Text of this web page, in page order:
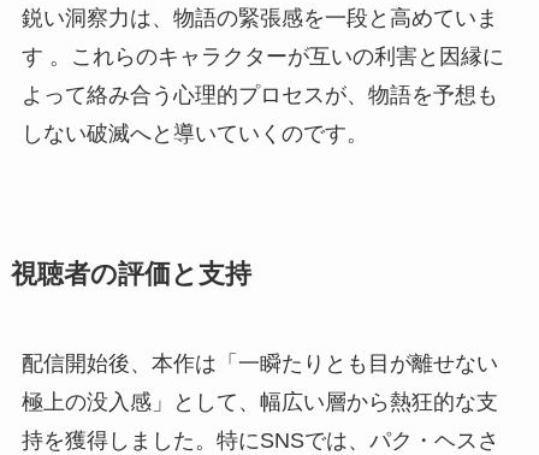
鋭い洞察力は、物語の緊張感を一段と高めていま
す 。これらのキャラクターが互いの利害と因縁に
よって絡み合う心理的プロセスが、物語を予想も
しない破滅へと導いていくのです。
視聴者の評価と支持
配信開始後、本作は「一瞬たりとも目が離せない
極上の没入感」として、幅広い層から熱狂的な支
持を獲得しました。特にSNSでは、パク・ヘスさ